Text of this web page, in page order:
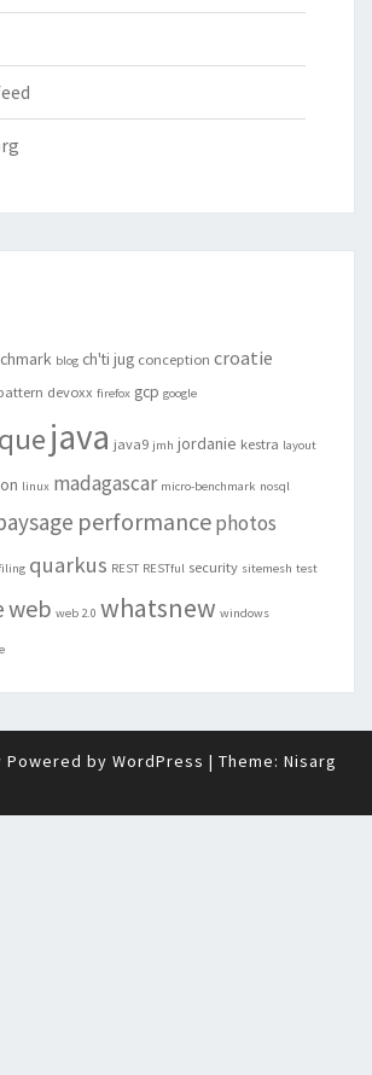
blog ch'ti jug conception croatie
devoxx firefox gcp google
java java9 jmh jordanie kestra layout
linux madagascar micro-benchmark nosql
performancephotos
quarkus REST RESTful security sitemesh test
web web 2.0 whatsnew windows
Powered by WordPress | Theme: Nisarg